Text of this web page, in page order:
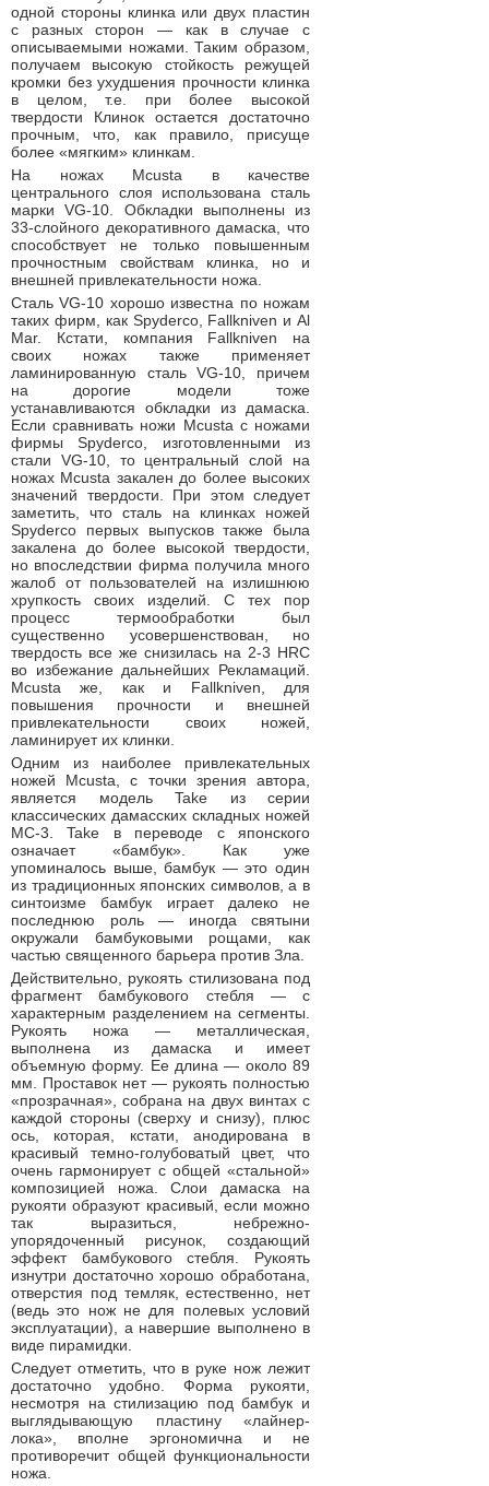
одной стороны клинка или двух пластин
с разных сторон — как в случае с
описываемыми ножами. Таким образом,
получаем высокую стойкость режущей
кромки без ухудшения прочности клинка
в целом, т.е. при более высокой
твердости Клинок остается достаточно
прочным, что, как правило, присуще
более «мягким» клинкам.
На ножах Mcusta в качестве
центрального слоя использована сталь
марки VG-10. Обкладки выполнены из
33-слойного декоративного дамаска, что
способствует не только повышенным
прочностным свойствам клинка, но и
внешней привлекательности ножа.
Сталь VG-10 хорошо известна по ножам
таких фирм, как Spyderco, Fallkniven и Al
Mar. Кстати, компания Fallkniven на
своих ножах также применяет
ламинированную сталь VG-10, причем
на дорогие модели тоже
устанавливаются обкладки из дамаска.
Если сравнивать ножи Mcusta с ножами
фирмы Spyderco, изготовленными из
стали VG-10, то центральный слой на
ножах Mcusta закален до более высоких
значений твердости. При этом следует
заметить, что сталь на клинках ножей
Spyderco первых выпусков также была
закалена до более высокой твердости,
но впоследствии фирма получила много
жалоб от пользователей на излишнюю
хрупкость своих изделий. С тех пор
процесс термообработки был
существенно усовершенствован, но
твердость все же снизилась на 2-3 HRC
во избежание дальнейших Рекламаций.
Mcusta же, как и Fallkniven, для
повышения прочности и внешней
привлекательности своих ножей,
ламинирует их клинки.
Одним из наиболее привлекательных
ножей Mcusta, с точки зрения автора,
является модель Take из серии
классических дамасских складных ножей
MC-3. Take в переводе с японского
означает «бамбук». Как уже
упоминалось выше, бамбук — это один
из традиционных японских символов, а в
синтоизме бамбук играет далеко не
последнюю роль — иногда святыни
окружали бамбуковыми рощами, как
частью священного барьера против Зла.
Действительно, рукоять стилизована под
фрагмент бамбукового стебля — с
характерным разделением на сегменты.
Рукоять ножа — металлическая,
выполнена из дамаска и имеет
объемную форму. Ее длина — около 89
мм. Проставок нет — рукоять полностью
«прозрачная», собрана на двух винтах с
каждой стороны (сверху и снизу), плюс
ось, которая, кстати, анодирована в
красивый темно-голубоватый цвет, что
очень гармонирует с общей «стальной»
композицией ножа. Слои дамаска на
рукояти образуют красивый, если можно
так выразиться, небрежно-
упорядоченный рисунок, создающий
эффект бамбукового стебля. Рукоять
изнутри достаточно хорошо обработана,
отверстия под темляк, естественно, нет
(ведь это нож не для полевых условий
эксплуатации), а навершие выполнено в
виде пирамидки.
Следует отметить, что в руке нож лежит
достаточно удобно. Форма рукояти,
несмотря на стилизацию под бамбук и
выглядывающую пластину «лайнер-
лока», вполне эргономична и не
противоречит общей функциональности
ножа.